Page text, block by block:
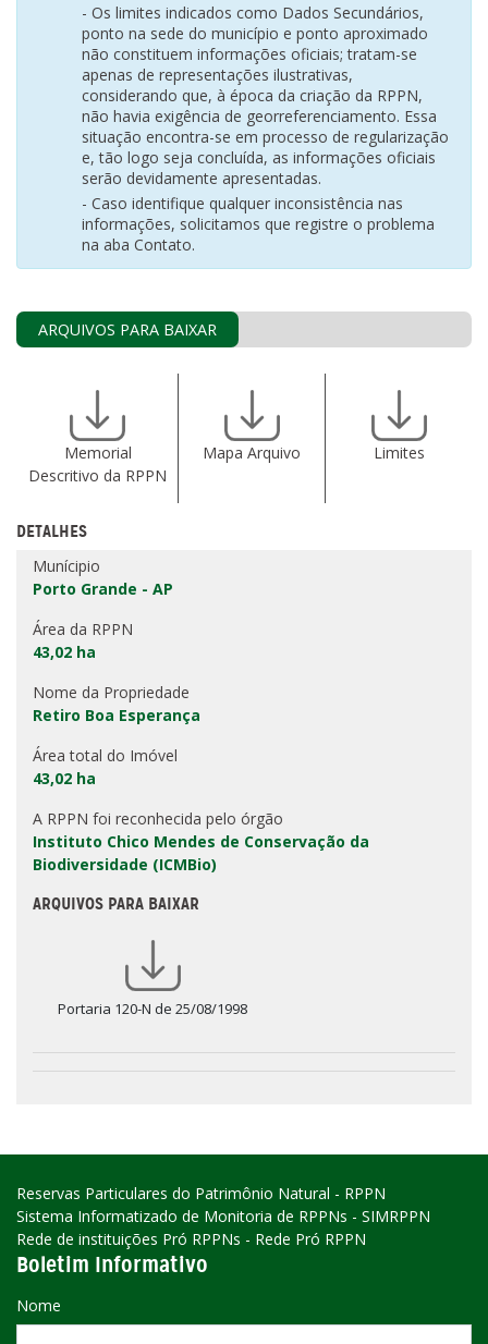
- Os limites indicados como Dados Secundários,
ponto na sede do município e ponto aproximado
não constituem informações oficiais; tratam-se
apenas de representações ilustrativas,
considerando que, à época da criação da RPPN,
não havia exigência de georreferenciamento. Essa
situação encontra-se em processo de regularização
e, tão logo seja concluída, as informações oficiais
serão devidamente apresentadas.
- Caso identifique qualquer inconsistência nas
informações, solicitamos que registre o problema
na aba Contato.
ARQUIVOS PARA BAIXAR
Memorial
Descritivo da RPPN
Mapa Arquivo Limites
DETALHES
Munícipio
Porto Grande - AP
Área da RPPN
43,02 ha
Nome da Propriedade
Retiro Boa Esperança
Área total do Imóvel
43,02 ha
A RPPN foi reconhecida pelo órgão
Instituto Chico Mendes de Conservação da
Biodiversidade (ICMBio)
ARQUIVOS PARA BAIXAR
Portaria 120-N de 25/08/1998
Reservas Particulares do Patrimônio Natural - RPPN
Sistema Informatizado de Monitoria de RPPNs - SIMRPPN
Rede de instituições Pró RPPNs - Rede Pró RPPN
Boletim Informativo
Nome